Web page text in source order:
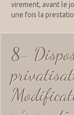
virement, avant le
une fois la
8-